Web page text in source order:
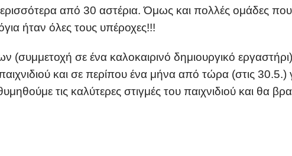
από 30 αστέρια. Όμως και πολλές ομάδες
ήταν όλες τους υπέροχες!!!
(συμμετοχή σε ένα καλοκαιρινό δημιουργικό
και σε περίπου ένα μήνα από τώρα (στις
τις καλύτερες στιγμές του παιχνιδιού και θα